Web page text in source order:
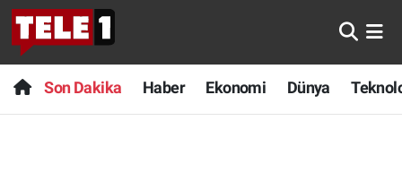
Son Dakika Haber Ekonomi Dünya
Anında Manşet
Başka Sohbetler
Son Dakika
Haber
Nöbetçi Eczaneler
Hava Durumu